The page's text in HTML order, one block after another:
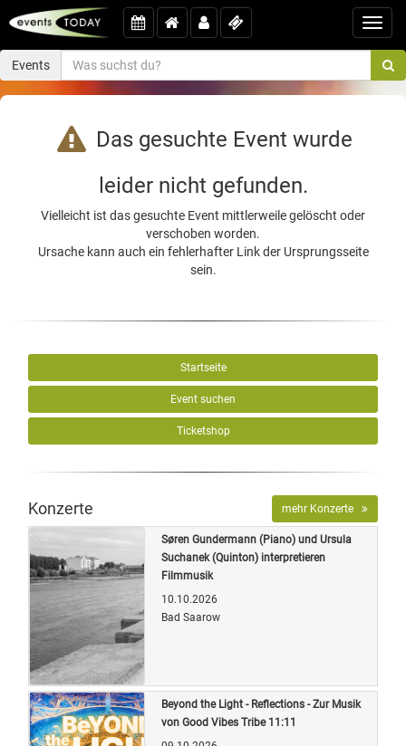
Events
Das gesuchte Event wurde
leider nicht gefunden.
Vielleicht ist das gesuchte Event mittlerweile gelöscht oder
verschoben worden.
Ursache kann auch ein fehlerhafter Link der Ursprungsseite
sein.
Startseite
Event suchen
Ticketshop
Konzerte mehr Konzerte
Quelle: Veranstalter
Søren Gundermann (Piano) und Ursula
Suchanek (Quinton) interpretieren
Filmmusik
10.10.2026
Bad Saarow
Beyond the Light - Reflections - Zur Musik
von Good Vibes Tribe 11:11